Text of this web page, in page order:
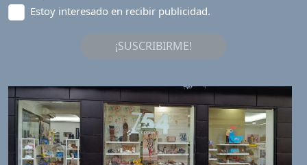
Estoy interesado en recibir publicidad.
¡SUSCRIBIRME!